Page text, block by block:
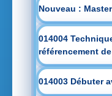
Nouveau :
014004
référencement
014003 Débuter